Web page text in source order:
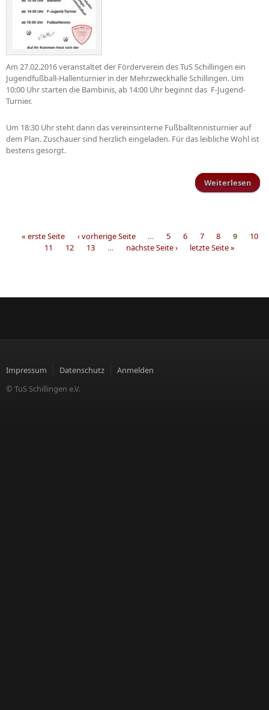
Am 27.02.2016 veranstaltet der Förderverein des TuS Schillingen ein
Jugendfußball-Hallenturnier in der Mehrzweckhalle Schillingen. Um
10:00 Uhr starten die Bambinis, ab 14:00 Uhr beginnt das F-Jugend-
Turnier.
Um 18:30 Uhr steht dann das vereinsinterne Fußballtennisturnier auf
dem Plan. Zuschauer sind herzlich eingeladen. Für das leibliche Wohl ist
bestens gesorgt.
Weiterlesen
« erste Seite ‹ vorherige Seite … 5 6 7 8 9
10
11
12 13 … nächste Seite › letzte Seite »
Impressum Datenschutz
Anmelden
© TuS Schillingen e.V.